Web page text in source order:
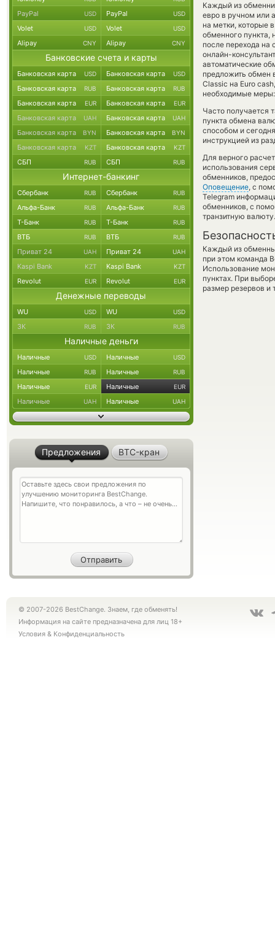
Каждый из
евро в ручном или
на метки, которые
обменного пункта,
после перехода на
онлайн-
автоматические
предложить обмен
Classic на Euro
необходимые
Часто получается
пункта обмена
способом и
инструкцией из
Для верного
использования
обменников,
Оповещение, с
Telegram
обменников, с
транзитную валюту.
Каждый из
при этом команда
Использование
пунктах. При
размер резервов и
PayPal USD PayPal USD
Volet USD Volet USD
Alipay CNY Alipay CNY
Банковские счета и карты
Банковская карта USD Банковская карта USD
Банковская карта RUB Банковская карта RUB
Банковская карта EUR Банковская карта EUR
Банковская карта UAH Банковская карта UAH
Банковская карта BYN Банковская карта BYN
Банковская карта KZT Банковская карта KZT
СБП RUB СБП RUB
Интернет-банкинг
Сбербанк RUB Сбербанк RUB
Альфа-Банк RUB Альфа-Банк RUB
Т-Банк RUB Т-Банк RUB
ВТБ RUB ВТБ RUB
Приват 24 UAH Приват 24 UAH
Kaspi Bank KZT Kaspi Bank KZT
Revolut EUR Revolut EUR
Денежные переводы
WU USD WU USD
ЗК RUB ЗК RUB
Наличные деньги
Наличные USD Наличные USD
Наличные RUB Наличные RUB
Наличные EUR Наличные EUR
Наличные UAH Наличные UAH
Предложения BTC-кран
© 2007-2026 BestChange. Знаем, где обменять!
Информация на сайте предназначена для лиц 18+
Условия & Конфиденциальность